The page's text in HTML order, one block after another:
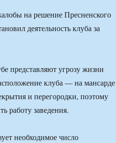
на решение Пресненского
деятельность клуба за
представляют угрозу жизни
клуба — на мансарде
и перегородки, поэтому
работу заведения.
необходимое число